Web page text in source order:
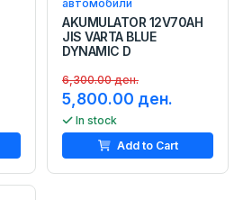
автомобили
AKUMULATOR 12V70AH
JIS VARTA BLUE
DYNAMIC D
6,300.00 ден.
5,800.00 ден.
In stock
Add to Cart